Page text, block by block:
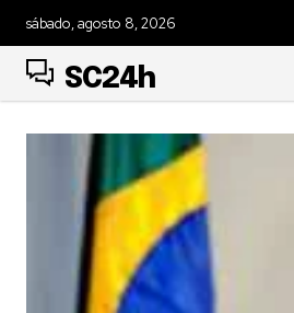
sábado, agosto 8, 2026
SC24h